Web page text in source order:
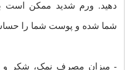
دهید. ورم شدید ممکن است
شما شده و پوست شما را
- میزان مصرف نمک، شکر و